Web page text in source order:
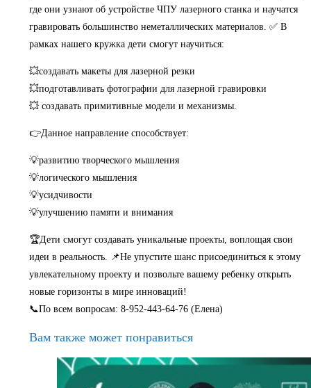
где они узнают об устройстве ЧПУ лазерного станка и научатся
гравировать большинство неметаллических материалов. ✅ В
рамках нашего кружка дети смогут научиться:
💥создавать макеты для лазерной резки
💥подготавливать фотографии для лазерной гравировки
💥 создавать примитивные модели и механизмы.
👉Данное направление способствует:
💡развитию творческого мышления
💡логического мышления
💡усидчивости
💡улучшению памяти и внимания
🏆Дети смогут создавать уникальные проекты, воплощая свои
идеи в реальность. 📌Не упустите шанс присоединиться к этому
увлекательному проекту и позвольте вашему ребенку открыть
новые горизонты в мире инноваций!
📞По всем вопросам: 8-952-443-64-76 (Елена)
Вам также может понравиться